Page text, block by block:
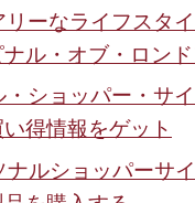
リーなライフスタ
ル・オブ・ロン
・ショッパー・サ
得情報をゲット
ナルショッパーサ